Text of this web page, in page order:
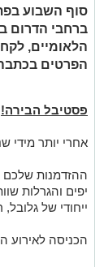
סוף השבוע
ברחבי הדרום
הלאומיים,
הפרטים
פסטיבל הבירה!
אחרי יותר מידי
ההזדמנות שלכם
יפים והגרלות
ייחודי של
הכניסה לאירוע